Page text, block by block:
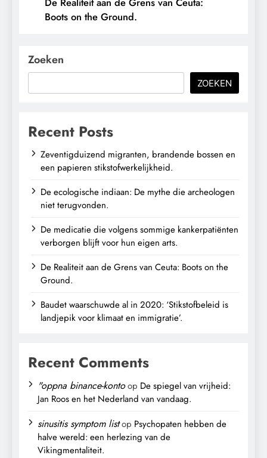
Boots on the Ground.
Zoeken
ZOEKEN
Recent Posts
Zeventigduizend migranten, brandende bossen en
een papieren stikstofwerkelijkheid.
De ecologische indiaan: De mythe die archeologen
niet terugvonden.
De medicatie die volgens sommige kankerpatiënten
verborgen blijft voor hun eigen arts.
De Realiteit aan de Grens van Ceuta: Boots on the
Ground.
Baudet waarschuwde al in 2020: ‘Stikstofbeleid is
landjepik voor klimaat en immigratie’.
Recent Comments
"oppna binance-kontoop De spiegel van vrijheid:
Jan Roos en het Nederland van vandaag.
sinusitis symptom listop Psychopaten hebben de
halve wereld: een herlezing van de
Vikingmentaliteit.